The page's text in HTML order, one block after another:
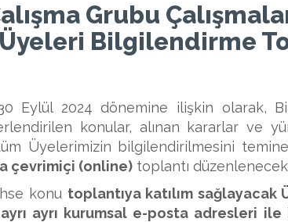
Grubu
Bilgilendirme
Eylül 2024 dönemine ilişkin olarak,
konular, alınan kararlar ve
Üyelerimizin bilgilendirilmesini
çevrimiçi (online) toplantı
konu toplantıya katılım sağlayacak
ayrı ayrı kurumsal e-posta adresleri ile